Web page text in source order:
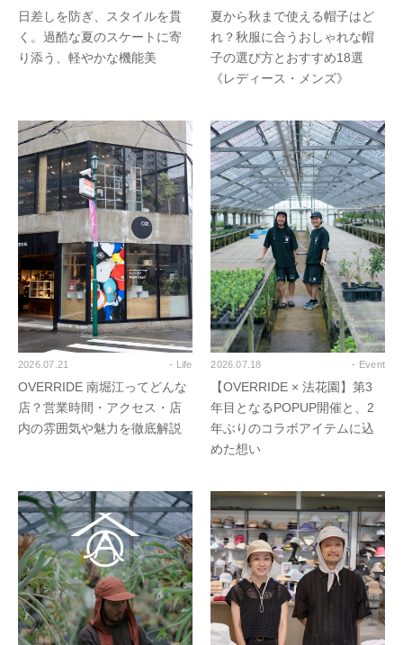
日差しを防ぎ、スタイルを貫
く。過酷な夏のスケートに寄
り添う、軽やかな機能美
夏から秋まで使える帽子はど
れ？秋服に合うおしゃれな帽
子の選び方とおすすめ18選
《レディース・メンズ》
2026.07.21 - Life
OVERRIDE 南堀江ってどんな
店？営業時間・アクセス・店
内の雰囲気や魅力を徹底解説
2026.07.18 - Event
【OVERRIDE × 法花園】第3
年目となるPOPUP開催と、2
年ぶりのコラボアイテムに込
めた想い